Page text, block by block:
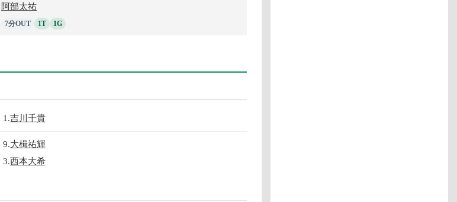
阿部太祐
7分OUT 1T 1G
1.吉川千貴
9.大楫祐輝
3.西本大希